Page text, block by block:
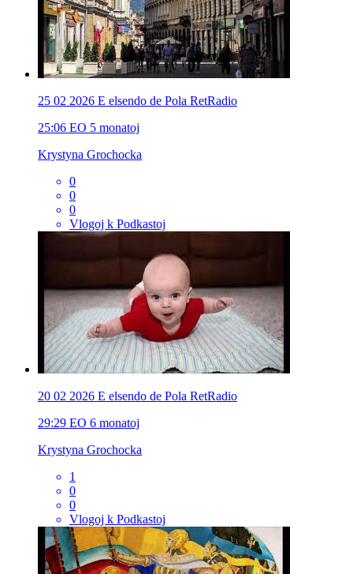
25 02 2026 E elsendo de Pola RetRadio
25:06 EO 5 monatoj
Krystyna Grochocka
0
0
0
Vlogoj k Podkastoj
20 02 2026 E elsendo de Pola RetRadio
29:29 EO 6 monatoj
Krystyna Grochocka
1
0
0
Vlogoj k Podkastoj